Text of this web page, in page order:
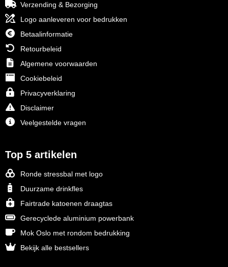
Verzending & Bezorging
Logo aanleveren voor bedrukken
Betaalinformatie
Retourbeleid
Algemene voorwaarden
Cookiebeleid
Privacyverklaring
Disclaimer
Veelgestelde vragen
Top 5 artikelen
Ronde stressbal met logo
Duurzame drinkfles
Fairtrade katoenen draagtas
Gerecyclede aluminium powerbank
Mok Oslo met rondom bedrukking
Bekijk alle bestsellers